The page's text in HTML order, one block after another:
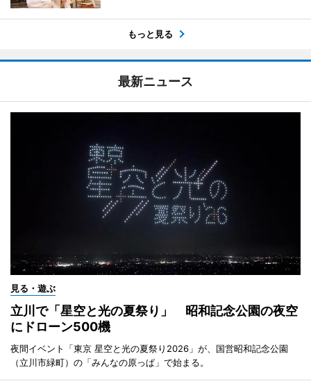
もっと見る
最新ニュース
見る・遊ぶ
立川で「星空と光の夏祭り」 昭和記念公園の夜空
にドローン500機
夜間イベント「東京 星空と光の夏祭り2026」が、国営昭和記念公園
（立川市緑町）の「みんなの原っぱ」で始まる。